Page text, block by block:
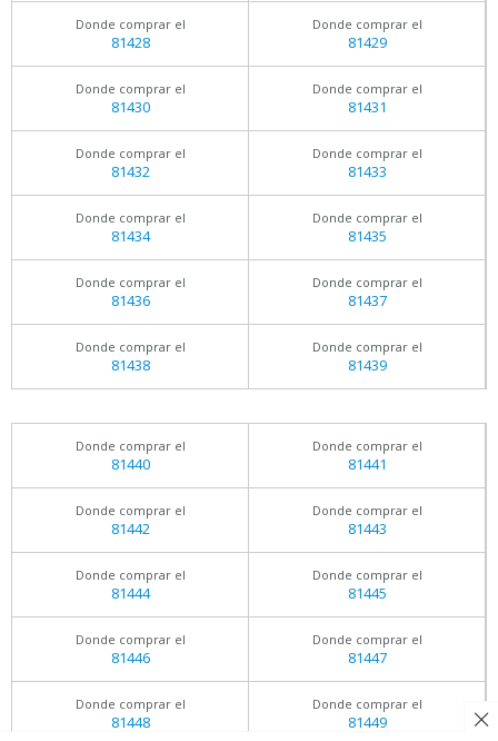
Donde comprar el
81428
Donde comprar el
81429
Donde comprar el
81430
Donde comprar el
81431
Donde comprar el
81432
Donde comprar el
81433
Donde comprar el
81434
Donde comprar el
81435
Donde comprar el
81436
Donde comprar el
81437
Donde comprar el
81438
Donde comprar el
81439
Donde comprar el
81440
Donde comprar el
81441
Donde comprar el
81442
Donde comprar el
81443
Donde comprar el
81444
Donde comprar el
81445
Donde comprar el
81446
Donde comprar el
81447
Donde comprar el
81448
Donde comprar el
81449